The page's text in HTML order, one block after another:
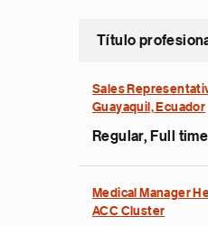
Título
Sales
Guayaquil, Ecuador
Regular, Full time
Medical Manager
ACC Cluster